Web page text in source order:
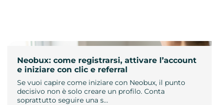
Neobux: come registrarsi, attivare l’account
e iniziare con clic e referral
Se vuoi capire come iniziare con Neobux, il punto
decisivo non è solo creare un profilo. Conta
soprattutto seguire una s…